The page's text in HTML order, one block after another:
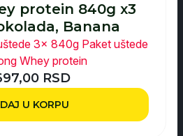
protein 840g x3
Banana
3x 840g Paket uštede
Whey protein
RSD
U KORPU